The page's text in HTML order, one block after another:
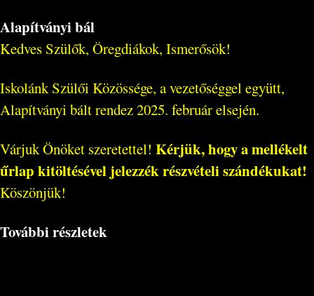
Alapítványi bál
Kedves Szülők, Öregdiákok, Ismerősök!
Iskolánk Szülői Közössége, a vezetőséggel együtt,
Alapítványi bált rendez 2025. február elsején.
Várjuk Önöket szeretettel! Kérjük, hogy a mellékelt
űrlap kitöltésével jelezzék részvételi szándékukat!
Köszönjük!
További részletek